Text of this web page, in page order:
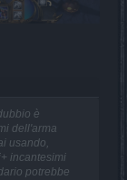
è
dell'arma
usando,
incantesimi
potrebbe